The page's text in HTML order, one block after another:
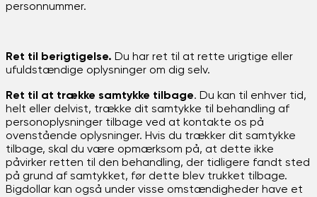
personnummer.
Ret til berigtigelse. Du har ret til at rette urigtige eller
ufuldstændige oplysninger om dig selv.
Ret til at trække samtykke tilbage. Du kan til enhver tid,
helt eller delvist, trække dit samtykke til behandling af
personoplysninger tilbage ved at kontakte os på
ovenstående oplysninger. Hvis du trækker dit samtykke
tilbage, skal du være opmærksom på, at dette ikke
påvirker retten til den behandling, der tidligere fandt sted
på grund af samtykket, før dette blev trukket tilbage.
Bigdollar kan også under visse omstændigheder have et